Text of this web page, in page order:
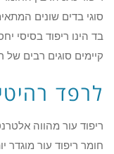
סוגי בדים שונים
בד הינו ריפוד בסיסי
קיימים סוגים רבים של
לרפד
ריפוד עור מהווה
חומר ריפוד עור מוגדר